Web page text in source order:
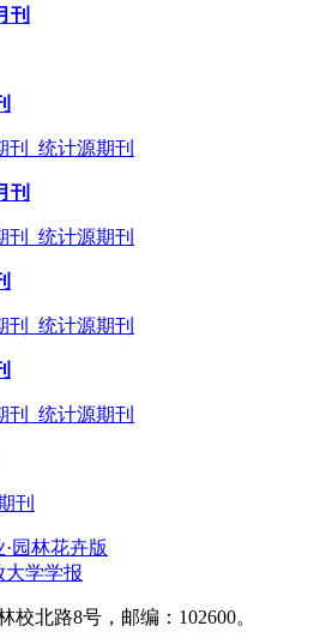
刊
刊 统计源期刊
刊
刊 统计源期刊
刊 统计源期刊
刊 统计源期刊
刊
园林花卉版
大学学报
校北路8号，邮编：102600。